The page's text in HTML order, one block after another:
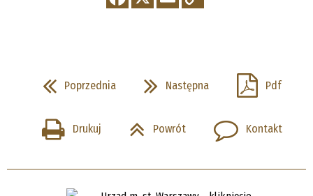
Poprzednia Następna Pdf
Drukuj Powrót Kontakt